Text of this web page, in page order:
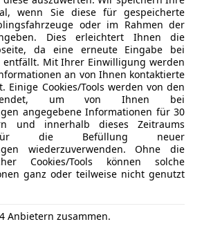
Dachreling
(ESP) Fahrassistenz-System:
System: Notbrems-Assistent
Fahrassistenz-System: Pre-
Fahrassistenz-System:
vorn + hinten mit
/ Rollo Getriebe 6-Gang -
System (IPS) Airbag Fahrer-/
hinten Seitenairbag vorn 3-Punkt-
Geschwindigkeits-
Isofix-Aufnahmen für Kindersitz
Staub- und Pollenfilter
verstellbar
an Ihre Bedürfnisse
online versichern & Rabatt holen
wenn Sie diese für gespeicherte
oder im Rahmen der
Dies erleichtert Ihnen die
da eine erneute Eingabe bei
entfällt. Mit Ihrer Einwilligung werden
an von Ihnen kontaktierte
Einige Cookies/Tools werden von den
um von Ihnen bei
angegebene Informationen für 30
und innerhalb dieses Zeitraums
für die Befüllung neuer
wiederzuverwenden. Ohne die
Cookies/Tools können solche
ganz oder teilweise nicht genutzt
Anbietern zusammen.